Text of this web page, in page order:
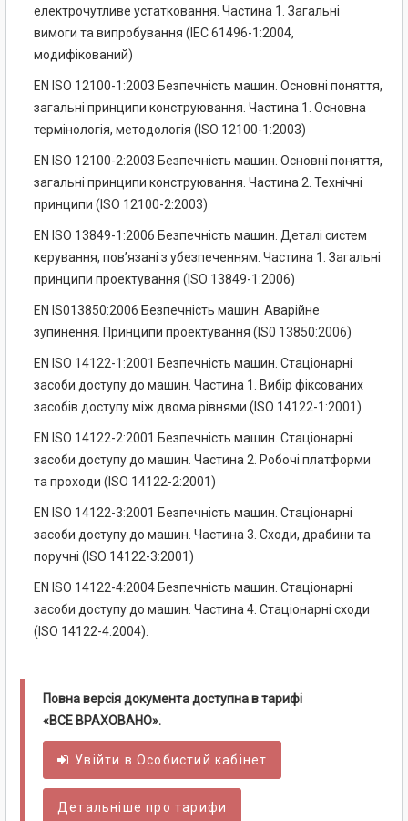
електрочутливе устатковання. Частина 1. Загальні
вимоги та випробування (ІЕС 61496-1:2004,
модифікований)
EN ISO 12100-1:2003 Безпечність машин. Основні поняття,
загальні принципи конструювання. Частина 1. Основна
термінологія, методологія (ISO 12100-1:2003)
EN ISO 12100-2:2003 Безпечність машин. Основні поняття,
загальні принципи конструювання. Частина 2. Технічні
принципи (ISO 12100-2:2003)
EN ISO 13849-1:2006 Безпечність машин. Деталі систем
керування, пов’язані з убезпеченням. Частина 1. Загальні
принципи проектування (ISO 13849-1:2006)
EN IS013850:2006 Безпечність машин. Аварійне
зупинення. Принципи проектування (IS0 13850:2006)
EN ISO 14122-1:2001 Безпечність машин. Стаціонарні
засоби доступу до машин. Частина 1. Вибір фіксованих
засобів доступу між двома рівнями (ISO 14122-1:2001)
EN ISO 14122-2:2001 Безпечність машин. Стаціонарні
засоби доступу до машин. Частина 2. Робочі платформи
та проходи (ISO 14122-2:2001)
EN ISO 14122-3:2001 Безпечність машин. Стаціонарні
засоби доступу до машин. Частина 3. Сходи, драбини та
поручні (ISO 14122-3:2001)
EN ISO 14122-4:2004 Безпечність машин. Стаціонарні
засоби доступу до машин. Частина 4. Стаціонарні сходи
(ISO 14122-4:2004).
Повна версія документа доступна в тарифі
«ВСЕ ВРАХОВАНО».
Увійти вОсобистий кабінет
Детальніше про тарифи